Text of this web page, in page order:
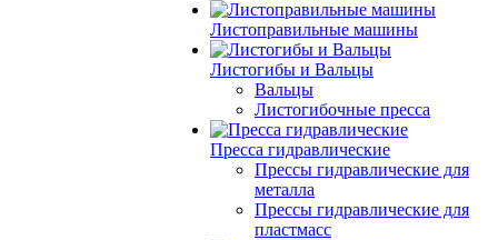
Листоправильные машины
Листогибы и Вальцы
Вальцы
Листогибочные пресса
Пресса гидравлические
Прессы гидравлические для
металла
Прессы гидравлические для
пластмасс